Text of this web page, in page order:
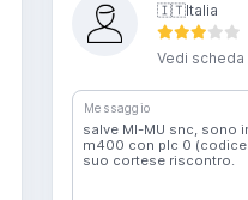
🇮🇹Italia
Vedi
Messaggio